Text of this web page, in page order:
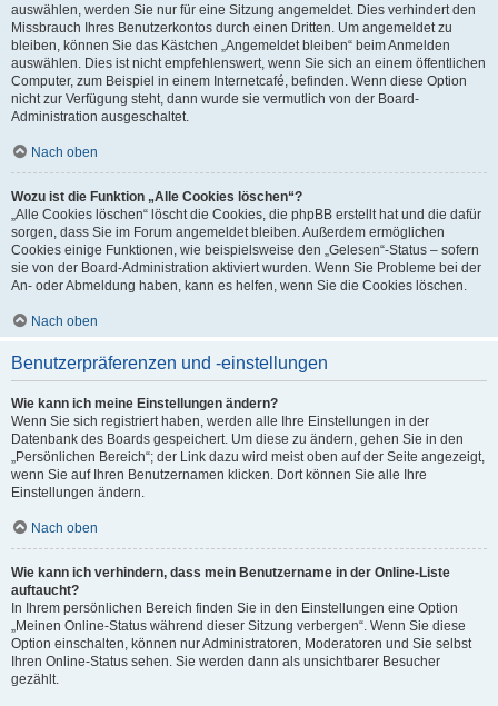
auswählen, werden Sie nur für eine Sitzung angemeldet. Dies verhindert den
Missbrauch Ihres Benutzerkontos durch einen Dritten. Um angemeldet zu
bleiben, können Sie das Kästchen „Angemeldet bleiben“ beim Anmelden
auswählen. Dies ist nicht empfehlenswert, wenn Sie sich an einem öffentlichen
Computer, zum Beispiel in einem Internetcafé, befinden. Wenn diese Option
nicht zur Verfügung steht, dann wurde sie vermutlich von der Board-
Administration ausgeschaltet.
Nach oben
Wozu ist die Funktion „Alle Cookies löschen“?
„Alle Cookies löschen“ löscht die Cookies, die phpBB erstellt hat und die dafür
sorgen, dass Sie im Forum angemeldet bleiben. Außerdem ermöglichen
Cookies einige Funktionen, wie beispielsweise den „Gelesen“-Status – sofern
sie von der Board-Administration aktiviert wurden. Wenn Sie Probleme bei der
An- oder Abmeldung haben, kann es helfen, wenn Sie die Cookies löschen.
Nach oben
Benutzerpräferenzen und -einstellungen
Wie kann ich meine Einstellungen ändern?
Wenn Sie sich registriert haben, werden alle Ihre Einstellungen in der
Datenbank des Boards gespeichert. Um diese zu ändern, gehen Sie in den
„Persönlichen Bereich“; der Link dazu wird meist oben auf der Seite angezeigt,
wenn Sie auf Ihren Benutzernamen klicken. Dort können Sie alle Ihre
Einstellungen ändern.
Nach oben
Wie kann ich verhindern, dass mein Benutzername in der Online-Liste
auftaucht?
In Ihrem persönlichen Bereich finden Sie in den Einstellungen eine Option
„Meinen Online-Status während dieser Sitzung verbergen“. Wenn Sie diese
Option einschalten, können nur Administratoren, Moderatoren und Sie selbst
Ihren Online-Status sehen. Sie werden dann als unsichtbarer Besucher
gezählt.